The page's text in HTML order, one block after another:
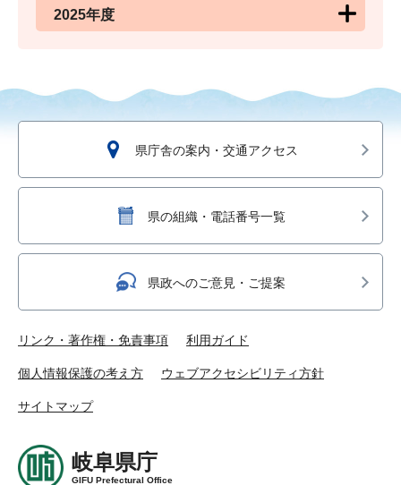
2025年度
県庁舎の案内・交通アクセス
県の組織・電話番号一覧
県政へのご意見・ご提案
リンク・著作権・免責事項 利用ガイド
個人情報保護の考え方 ウェブアクセシビリティ方針
サイトマップ
岐阜県庁
GIFU Prefectural Office